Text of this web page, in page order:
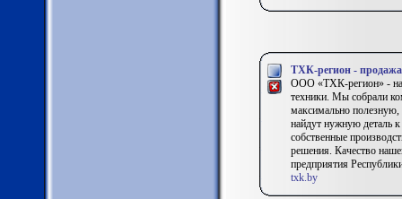
ТХК-регион - продажа
ООО «ТХК-регион» -
техники. Мы собрали
максимально
найдут нужную деталь
собственные
решения. Качество
предприятия
txk.by